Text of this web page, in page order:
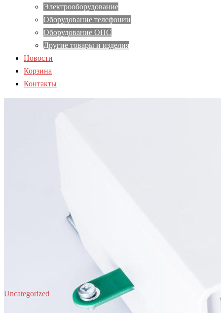
Электрооборудование
Оборудование телефонии
Оборудование ОПС
Другие товары и изделия
Новости
Корзина
Контакты
Uncategorized